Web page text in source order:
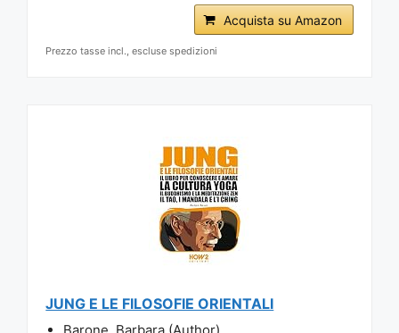
Acquista su Amazon
Prezzo tasse incl., escluse spedizioni
JUNG E LE FILOSOFIE ORIENTALI
Barone, Barbara (Author)